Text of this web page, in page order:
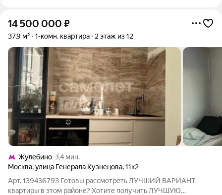
14 500 000 ₽
37,9 м² 1-комн. квартира 2 этаж из 12
Жулебино
4 мин.
Москва,улица Генерала Кузнецова,11к2
Арт. 139436793 Готовы рассмотреть ЛУЧШИЙ ВАРИАНТ
квартиры в этом районе? Хотите получить ЛУЧШУЮ